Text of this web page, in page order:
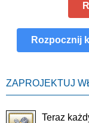
Rozpocznij
ZAPROJEKTUJ
Teraz